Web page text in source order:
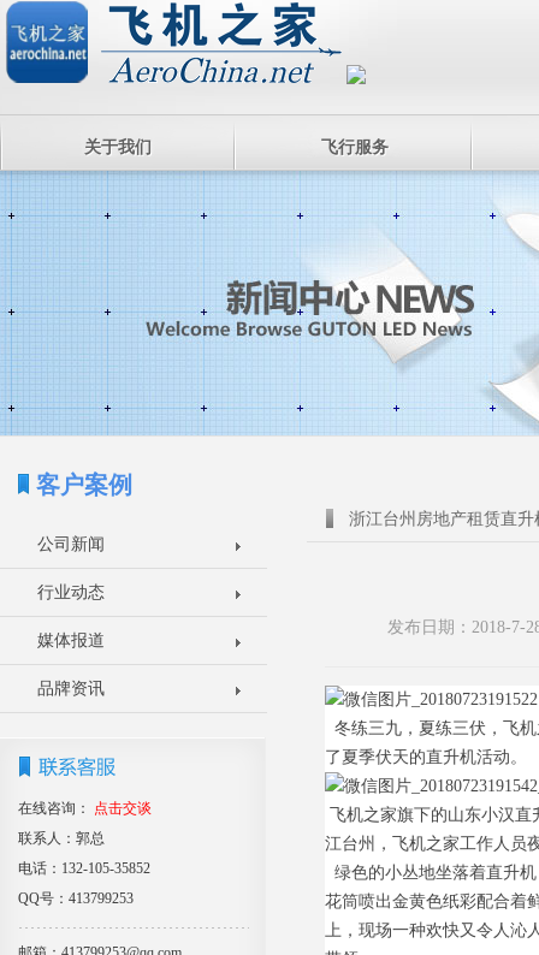
关于我们 飞行服务
客户案例
公司新闻
行业动态
媒体报道
品牌资讯
在线咨询：
点击交谈
联系人：郭总
电话：132-105-35852
QQ号：413799253
浙江台州房地产租赁直升
发布日期：2018-7-
冬练三九，夏练三伏，飞
了夏季伏天的直升机活动。
飞机之家旗下的山东小汉
江台州，飞机之家工作人员
绿色的小丛地坐落着直升
花筒喷出金黄色纸彩配合着
上，现场一种欢快又令人沁